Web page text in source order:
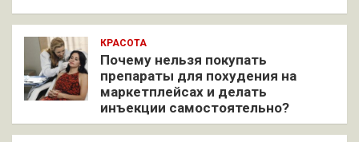
КРАСОТА
Почему нельзя покупать
препараты для похудения на
маркетплейсах и делать
инъекции самостоятельно?